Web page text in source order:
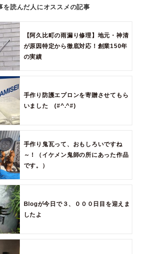
を読んだ人にオススメの記事
【阿久比町の雨漏り修理】地元・神清
が原因特定から徹底対応！創業150年
の実績
手作り防護エプロンを寄贈させてもら
いました (#^.^#)
手作り鬼瓦って、おもしろいですね
～！（イケメン鬼師の所にあった作品
です。）
Blogが今日で３、０００日目を迎えま
したよ